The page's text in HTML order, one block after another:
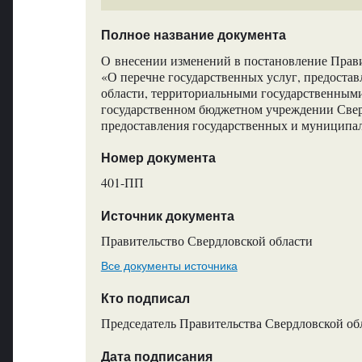
Полное название документа
О внесении изменений в постановление
«О перечне государственных услуг,
области, территориальными
государственном бюджетном учреждении
предоставления государственных и
Номер документа
401-ПП
Источник документа
Правительство Свердловской области
Все документы источника
Кто подписал
Председатель Правительства Свердловской
Дата подписания